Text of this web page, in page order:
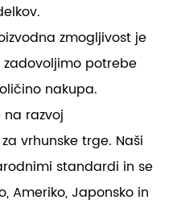
zmogljivost je
zadovoljimo potrebe
nakupa.
razvoj
vrhunske trge. Naši
standardi in se
Ameriko, Japonsko in